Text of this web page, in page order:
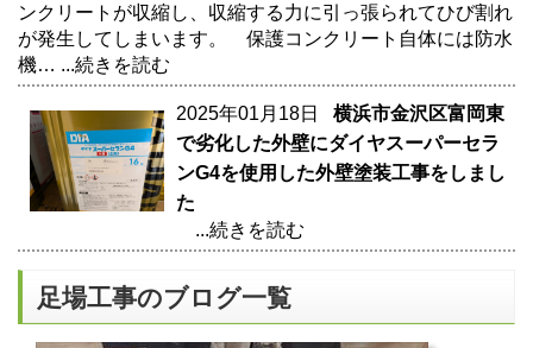
ンクリートが収縮し、収縮する力に引っ張られてひび割れ
が発生してしまいます。 保護コンクリート自体には防水
機… ...続きを読む
2025年01月18日 横浜市金沢区富岡東
で劣化した外壁にダイヤスーパーセラ
ンG4を使用した外壁塗装工事をしまし
た
...続きを読む
足場工事のブログ一覧